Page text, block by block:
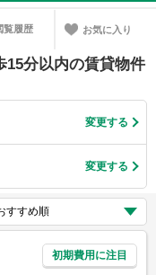
覧履歴 お気に入り
15分以内の賃貸物件
変更する
変更する
初期費用に注目